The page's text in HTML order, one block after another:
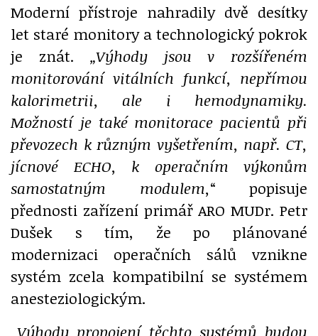
Moderní přístroje nahradily dvě desítky
let staré monitory a technologický pokrok
je znát. „Výhody jsou v rozšířeném
monitorování vitálních funkcí, nepřímou
kalorimetrii, ale i hemodynamiky.
Možností je také monitorace pacientů při
převozech k různým vyšetřením, např. CT,
jícnové ECHO, k operačním výkonům
samostatným modulem,“ popisuje
přednosti zařízení primář ARO MUDr. Petr
Dušek s tím, že po plánované
modernizaci operačních sálů vznikne
systém zcela kompatibilní se systémem
anesteziologickým.
„Výhody propojení těchto systémů budou